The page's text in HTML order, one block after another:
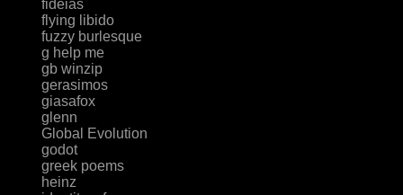
fideias
flying libido
fuzzy burlesque
g help me
gb winzip
gerasimos
giasafox
glenn
Global Evolution
godot
greek poems
heinz